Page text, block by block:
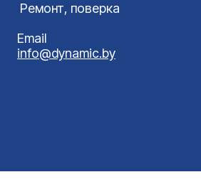
Ремонт, поверка
Email
info@dynamic.by